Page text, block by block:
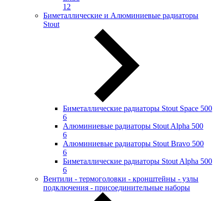
12
Биметаллические и Алюминиевые радиаторы
Stout
Биметаллические радиаторы Stout Space 500
6
Алюминиевые радиаторы Stout Alpha 500
6
Алюминиевые радиаторы Stout Bravo 500
6
Биметаллические радиаторы Stout Alpha 500
6
Вентили - термоголовки - кронштейны - узлы
подключения - присоединительные наборы